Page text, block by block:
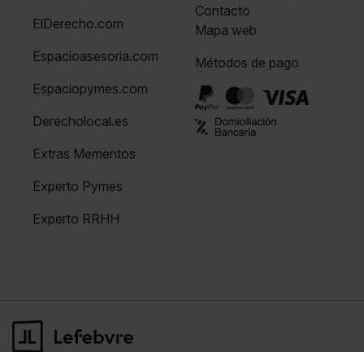
ElDerecho.com
Espacioasesoria.com
Espaciopymes.com
Derecholocal.es
Extras Mementos
Experto Pymes
Experto RRHH
Contacto
Mapa web
Métodos de pago